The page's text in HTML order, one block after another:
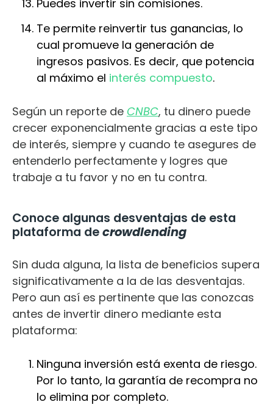
Puedes invertir sin comisiones.
Te permite reinvertir tus ganancias, lo
cual promueve la generación de
ingresos pasivos. Es decir, que potencia
al máximo el interés compuesto.
Según un reporte de CNBC, tu dinero puede
crecer exponencialmente gracias a este tipo
de interés, siempre y cuando te asegures de
entenderlo perfectamente y logres que
trabaje a tu favor y no en tu contra.
Conoce algunas desventajas de esta
plataforma decrowdlending
Sin duda alguna, la lista de beneficios supera
significativamente a la de las desventajas.
Pero aun así es pertinente que las conozcas
antes de invertir dinero mediante esta
plataforma:
Ninguna inversión está exenta de riesgo.
Por lo tanto, la garantía de recompra no
lo elimina por completo.